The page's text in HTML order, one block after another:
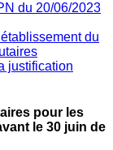
du 20/06/2023
du
justification
pour les
le 30 juin de